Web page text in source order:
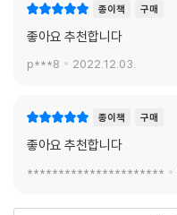
종이책 구매
좋아요 추천합니다
p***8 2022.12.03.
종이책 구매
좋아요 추천합니다
**********************